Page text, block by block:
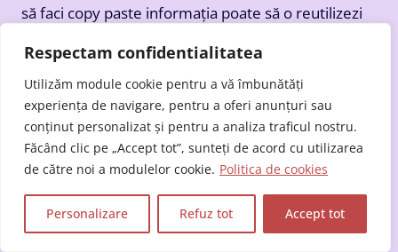
Respectam confidentialitatea
Utilizăm module cookie pentru a vă îmbunătăți
experiența de navigare, pentru a oferi anunțuri sau
conținut personalizat și pentru a analiza traficul nostru.
Făcând clic pe „Accept tot”, sunteți de acord cu utilizarea
de către noi a modulelor cookie. Politica de cookies
Personalizare Refuz tot Accept tot
să faci copy paste informația poate să o reutilizezi
cumva, mie mi se pare foarte tare ca experiență.
De unde plecăm noi? De la ideea că online e mai
puțină parte kinestezică și te ajută mai puțin la
memorare. Eh și acum descoperim că poți faci și
sală, experiența și să compensezi poate alte
elemente, cum ar fi de exemplu, faptul că nu toți